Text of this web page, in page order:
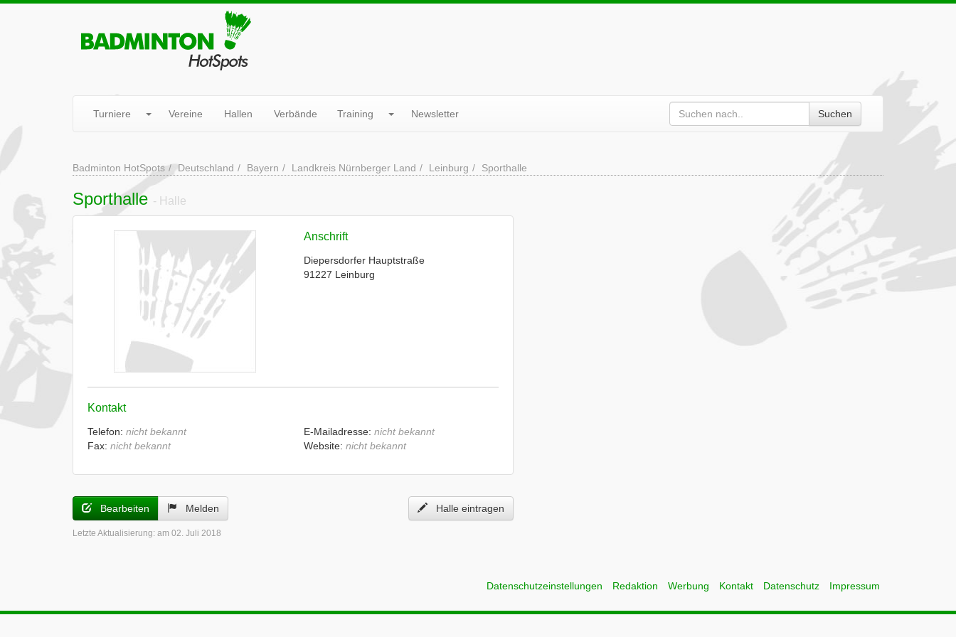
Turniere Vereine Hallen Verbände Training Newsletter Suchen
Badminton HotSpots Deutschland Bayern Landkreis Nürnberger Land Leinburg Sporthalle
Sporthalle - Halle
Anschrift
Diepersdorfer Hauptstraße
91227 Leinburg
Kontakt
Telefon: nicht bekannt
Fax: nicht bekannt
E-Mailadresse: nicht bekannt
Website: nicht bekannt
Bearbeiten Melden Halle eintragen
Letzte Aktualisierung: am 02. Juli 2018
Datenschutzeinstellungen Redaktion Werbung Kontakt Datenschutz Impressum